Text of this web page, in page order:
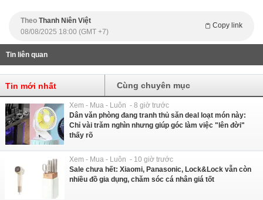
Theo Thanh Niên Việt
Copy link
08/08/2025 18:00 (GMT +7)
Tin liên quan
Tin mới nhất Cùng chuyên mục
Xem - Mua - Luôn - 8 giờ trước
Dân văn phòng đang tranh thủ săn deal loạt món này:
Chỉ vài trăm nghìn nhưng giúp góc làm việc "lên đời"
thấy rõ
Xem - Mua - Luôn - 10 giờ trước
Sale chưa hết: Xiaomi, Panasonic, Lock&Lock vẫn còn
nhiều đồ gia dụng, chăm sóc cá nhân giá tốt